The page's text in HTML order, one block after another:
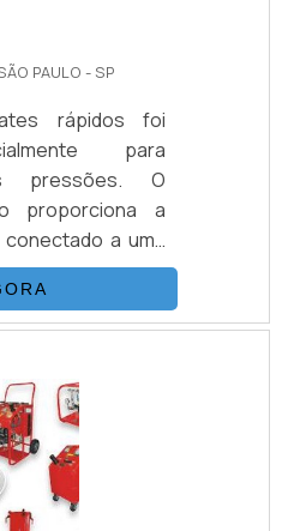
PAULO - SP
rápidos foi
para
pressões. O
proporciona a
a uma
bate-estacas,
ferramentas de
sistemas de
o material mais
inoxidável, por
a água, sendo
PRECISAM SER